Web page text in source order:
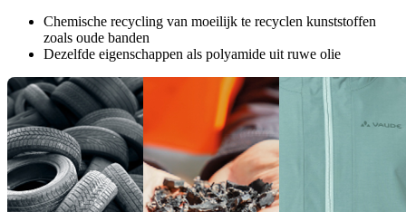
Chemische recycling van moeilijk te recyclen kunststoffen
zoals oude banden
Dezelfde eigenschappen als polyamide uit ruwe olie